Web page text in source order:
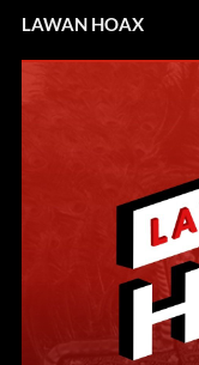
LAWAN HOAX